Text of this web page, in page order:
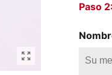
Paso 2: